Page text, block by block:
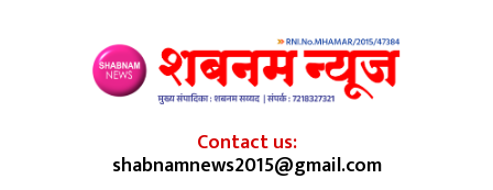
Contact us:
shabnamnews2015@gmail.com